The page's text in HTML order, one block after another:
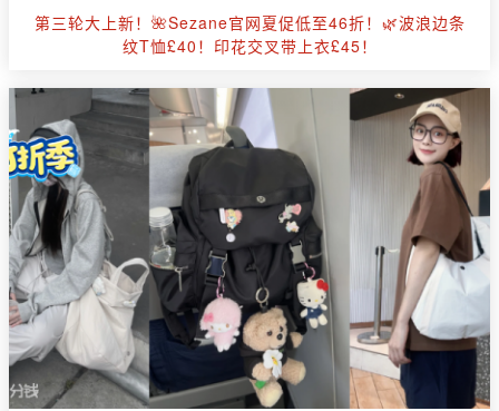
第三轮大上新！🌺Sezane官网夏促低至46折！🌿波浪边条
纹T恤£40！印花交叉带上衣£45！